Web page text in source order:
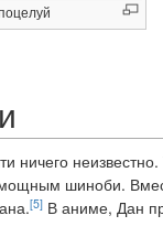
ничего
шиноби.
[5] В аниме, Дан